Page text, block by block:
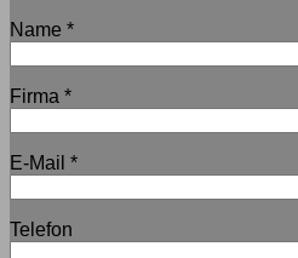
Name *
Firma *
E-Mail *
Telefon